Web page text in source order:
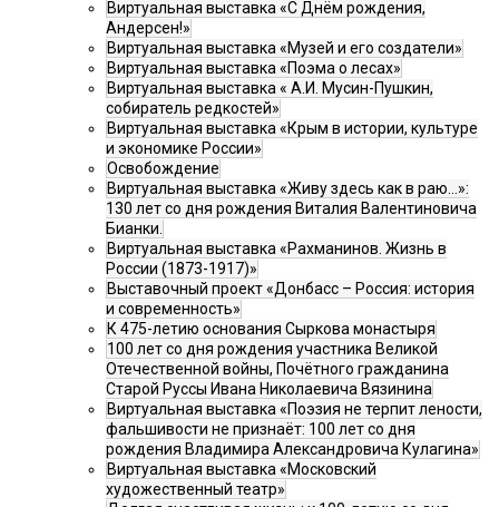
Виртуальная выставка «С Днём рождения,
Андерсен!»
Виртуальная выставка «Музей и его создатели»
Виртуальная выставка «Поэма о лесах»
Виртуальная выставка « А.И. Мусин-Пушкин,
собиратель редкостей»
Виртуальная выставка «Крым в истории, культуре
и экономике России»
Освобождение
Виртуальная выставка «Живу здесь как в раю…»:
130 лет со дня рождения Виталия Валентиновича
Бианки.
Виртуальная выставка «Рахманинов. Жизнь в
России (1873-1917)»
Выставочный проект «Донбасс – Россия: история
и современность»
К 475-летию основания Сыркова монастыря
100 лет со дня рождения участника Великой
Отечественной войны, Почётного гражданина
Старой Руссы Ивана Николаевича Вязинина
Виртуальная выставка «Поэзия не терпит лености,
фальшивости не признаёт: 100 лет со дня
рождения Владимира Александровича Кулагина»
Виртуальная выставка «Московский
художественный театр»